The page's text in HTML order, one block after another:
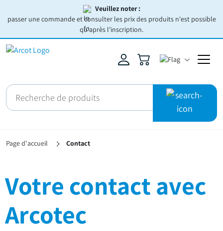
Veuillez noter :
passer une commande et consulter les prix des produits n'est possible
qu'après l'inscription.
Page d'accueil Contact
Votre contact avec
Arcotec